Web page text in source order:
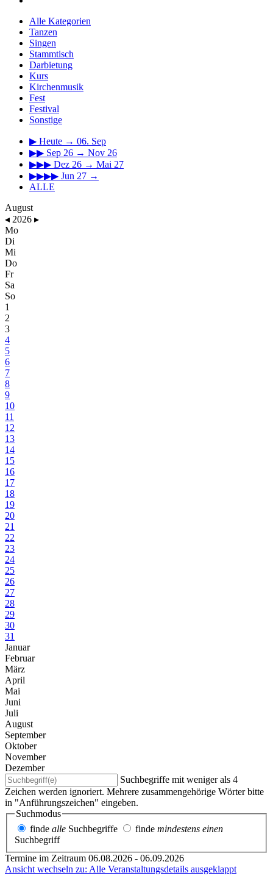
Alle Kategorien
Tanzen
Singen
Stammtisch
Darbietung
Kurs
Kirchenmusik
Fest
Festival
Sonstige
▶ Heute → 06. Sep
▶▶ Sep 26 → Nov 26
▶▶▶ Dez 26 → Mai 27
▶▶▶▶ Jun 27 →
ALLE
August
◂ 2026 ▸
Mo
Di
Mi
Do
Fr
Sa
So
1
2
3
4
5
6
7
8
9
10
11
12
13
14
15
16
17
18
19
20
21
22
23
24
25
26
27
28
29
30
31
Januar
Februar
März
April
Mai
Juni
Juli
August
September
Oktober
November
Dezember
Suchbegriffe mit weniger als 4
Zeichen werden ignoriert. Mehrere zusammengehörige Wörter bitte
in "Anführungszeichen" eingeben.
Suchmodus
finde alle Suchbegriffe finde mindestens einen
Suchbegriff
Termine im Zeitraum 06.08.2026 - 06.09.2026
Ansicht wechseln zu: Alle Veranstaltungsdetails ausgeklappt